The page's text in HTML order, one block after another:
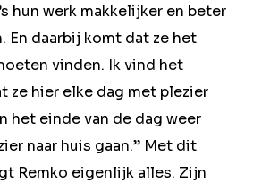
hun werk makkelijker en beter
En daarbij komt dat ze het
vinden. Ik vind het
ze hier elke dag met plezier
het einde van de dag weer
naar huis gaan.” Met dit
Remko eigenlijk alles. Zijn